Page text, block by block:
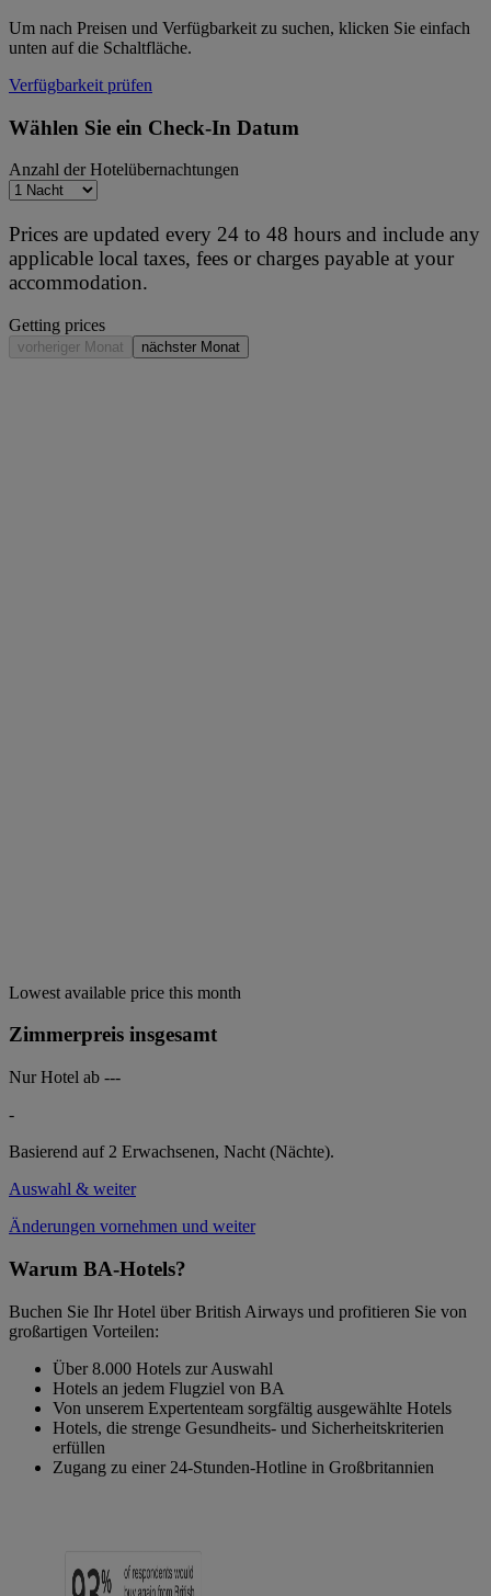
Um nach Preisen und Verfügbarkeit zu suchen, klicken Sie einfach
unten auf die Schaltfläche.
Verfügbarkeit prüfen
Wählen Sie ein Check-In Datum
Anzahl der Hotelübernachtungen
Prices are updated every 24 to 48 hours and include any
applicable local taxes, fees or charges payable at your
accommodation.
Getting prices
vorheriger Monat nächster Monat
Lowest available price this month
Zimmerpreis insgesamt
Nur Hotel ab ---
-
Basierend auf 2 Erwachsenen, Nacht (Nächte).
Auswahl & weiter
Änderungen vornehmen und weiter
Warum BA-Hotels?
Buchen Sie Ihr Hotel über British Airways und profitieren Sie von
großartigen Vorteilen:
Über 8.000 Hotels zur Auswahl
Hotels an jedem Flugziel von BA
Von unserem Expertenteam sorgfältig ausgewählte Hotels
Hotels, die strenge Gesundheits- und Sicherheitskriterien
erfüllen
Zugang zu einer 24-Stunden-Hotline in Großbritannien